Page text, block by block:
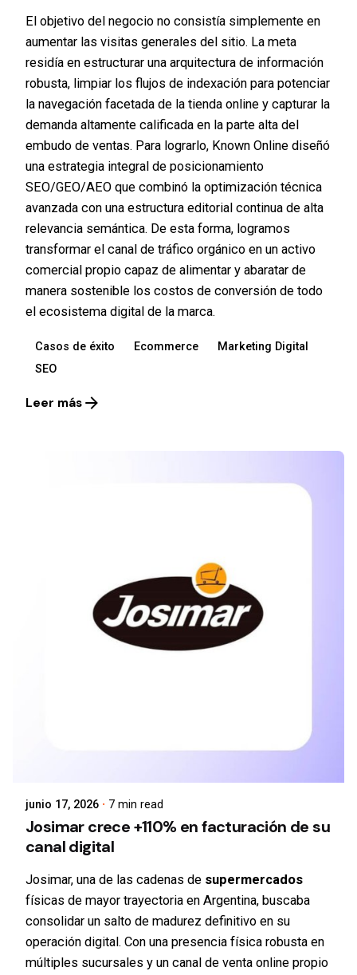
El objetivo del negocio no consistía simplemente en
aumentar las visitas generales del sitio. La meta
residía en estructurar una arquitectura de información
robusta, limpiar los flujos de indexación para potenciar
la navegación facetada de la tienda online y capturar la
demanda altamente calificada en la parte alta del
embudo de ventas. Para lograrlo, Known Online diseñó
una estrategia integral de posicionamiento
SEO/GEO/AEO que combinó la optimización técnica
avanzada con una estructura editorial continua de alta
relevancia semántica. De esta forma, logramos
transformar el canal de tráfico orgánico en un activo
comercial propio capaz de alimentar y abaratar de
manera sostenible los costos de conversión de todo
el ecosistema digital de la marca.
Casos de éxito Ecommerce
Marketing Digital
SEO
Leer más
junio 17, 2026 7 min read
Josimar crece +110% en facturación de su
canal digital
Josimar, una de las cadenas de supermercados
físicas de mayor trayectoria en Argentina, buscaba
consolidar un salto de madurez definitivo en su
operación digital. Con una presencia física robusta en
múltiples sucursales y un canal de venta online propio